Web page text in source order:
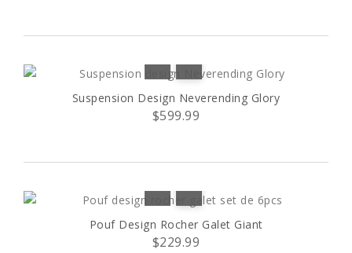
Suspension Design Neverending Glory
$599.99
Pouf Design Rocher Galet Giant
$229.99